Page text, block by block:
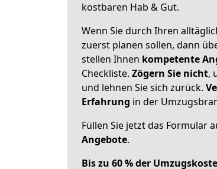
kostbaren Hab & Gut.
Wenn Sie durch Ihren
zuerst planen sollen, dann
stellen Ihnen kompetente
Checkliste. Zögern Sie nicht,
und lehnen Sie sich zurück.
Erfahrung in der
Füllen Sie jetzt das Formular
Angebote.
Bis zu 60 % der